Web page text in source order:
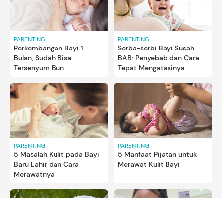
PARENTING
Perkembangan Bayi 1
Bulan, Sudah Bisa
Tersenyum Bun
PARENTING
Serba-serbi Bayi Susah
BAB: Penyebab dan Cara
Tepat Mengatasinya
PARENTING
5 Masalah Kulit pada Bayi
Baru Lahir dan Cara
Merawatnya
PARENTING
5 Manfaat Pijatan untuk
Merawat Kulit Bayi